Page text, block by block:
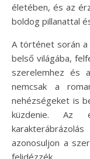
életében, és az
boldog pillanattal
A történet során
belső világába,
szerelemhez és
nemcsak a
nehézségeket is
küzdenie. Az
azonosuljon a
felidézzék.